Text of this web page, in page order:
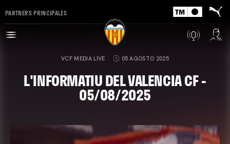
PARTNERS PRINCIPALES
VCF MEDIA LIVE 05 AGOSTO 2025
L'INFORMATIU DEL VALENCIA CF -
05/08/2025